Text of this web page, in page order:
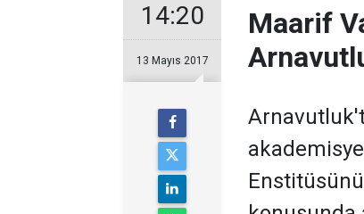
14:20
13 Mayıs 2017
Maarif